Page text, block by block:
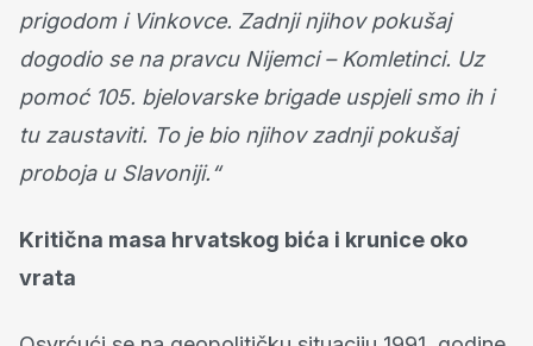
prigodom i Vinkovce. Zadnji njihov pokušaj
dogodio se na pravcu Nijemci – Komletinci. Uz
pomoć 105. bjelovarske brigade uspjeli smo ih i
tu zaustaviti. To je bio njihov zadnji pokušaj
proboja u Slavoniji.“
Kritična masa hrvatskog bića i krunice oko
vrata